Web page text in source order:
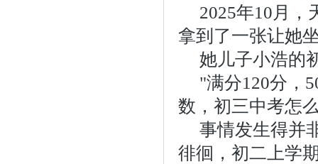
2025年10月，
拿到了一张让她
她儿子小浩的
"满分120分，
数，初三中考怎
事情发生得并
徘徊，初二上学